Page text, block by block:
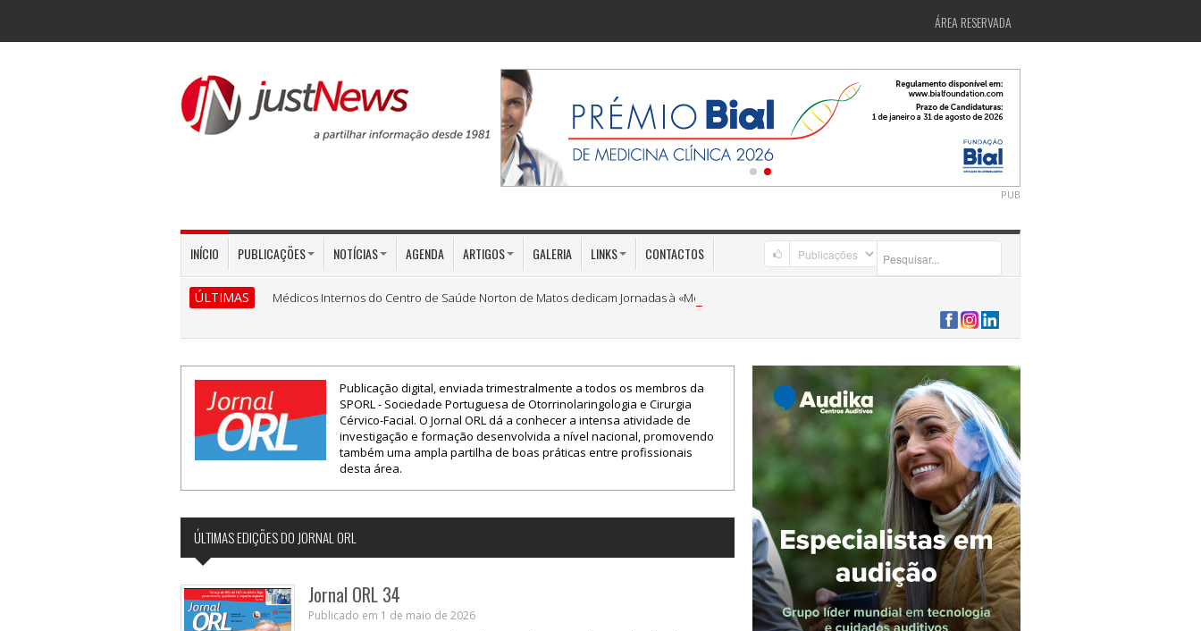
ÁREA RESERVADA
PUB
INÍCIO PUBLICAÇÕES NOTÍCIAS AGENDA ARTIGOS GALERIA LINKS CONTACTOS
ÚLTIMAS Médicos Internos do Centro de Saúde Norton de Matos dedicam Jornadas à «Medicina Preventiva»
Publicação digital, enviada trimestralmente a todos os membros da
SPORL - Sociedade Portuguesa de Otorrinolaringologia e Cirurgia
Cérvico-Facial. O Jornal ORL dá a conhecer a intensa atividade de
investigação e formação desenvolvida a nível nacional, promovendo
também uma ampla partilha de boas práticas entre profissionais
desta área.
ÚLTIMAS EDIÇÕES DO JORNAL ORL
Jornal ORL 34
Publicado em 1 de maio de 2026